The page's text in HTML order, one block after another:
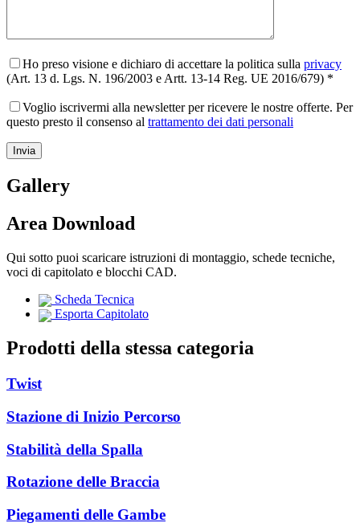
Ho preso visione e dichiaro di accettare la politica sulla privacy
(Art. 13 d. Lgs. N. 196/2003 e Artt. 13-14 Reg. UE 2016/679) *
Voglio iscrivermi alla newsletter per ricevere le nostre offerte. Per
questo presto il consenso al trattamento dei dati personali
Gallery
Area Download
Qui sotto puoi scaricare istruzioni di montaggio, schede tecniche,
voci di capitolato e blocchi CAD.
Scheda Tecnica
Esporta Capitolato
Prodotti della stessa categoria
Twist
Stazione di Inizio Percorso
Stabilità della Spalla
Rotazione delle Braccia
Piegamenti delle Gambe